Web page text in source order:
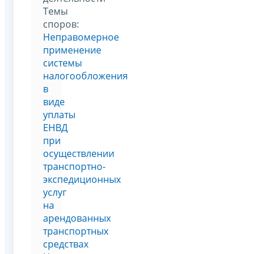
Темы
споров:
Неправомерное
применение
системы
налогообложения
в
виде
уплаты
ЕНВД
при
осуществлении
транспортно-
экспедиционных
услуг
на
арендованных
транспортных
средствах